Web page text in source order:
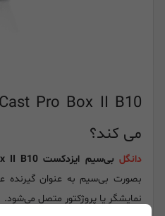
می کند؟
دانگلبی‌سیم ایزدکست EZCast Pro Box II B10
نمایشگر یا پروژکتور متصل می‌شود.